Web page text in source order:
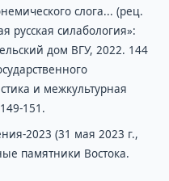
слога... (рец.
русская силабология»:
дом ВГУ, 2022. 144
и межкультурная
151.
2023 (31 мая 2023 г.,
памятники Востока.